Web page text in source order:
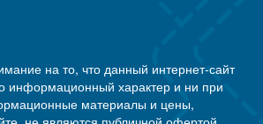
на то, что данный интернет-сайт
информационный характер и ни при
материалы и цены,